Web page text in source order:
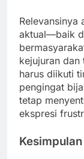
Relevansinya
aktual—baik
kejujuran
harus diikuti
pengingat
tetap
ekspresi
Kesimpulan